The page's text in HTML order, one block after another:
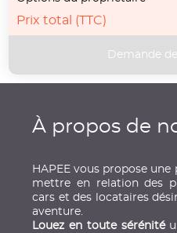
Prix total (TTC)
À propos de
HAPEE vous propose
mettre en relation des
cars et des locataires
aventure.
Louez en toute sérénité